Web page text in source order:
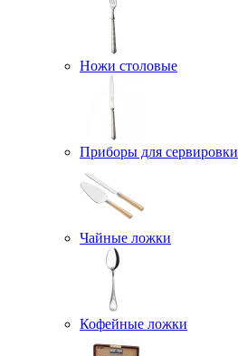
Ножи столовые
Приборы для сервировки
Чайные ложки
Кофейные ложки